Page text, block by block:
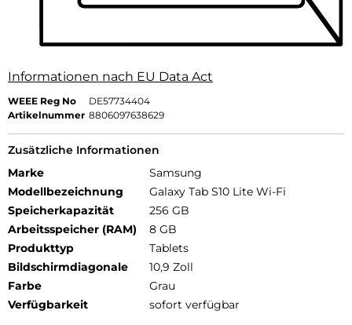
Informationen nach EU Data Act
WEEE Reg No
DE57734404
Artikelnummer 8806097638629
Zusätzliche Informationen
Marke
Samsung
Modellbezeichnung
Galaxy Tab S10 Lite Wi-Fi
Speicherkapazität
256 GB
Arbeitsspeicher (RAM)
8 GB
Produkttyp
Tablets
Bildschirmdiagonale
10,9 Zoll
Farbe
Grau
Verfügbarkeit
sofort verfügbar